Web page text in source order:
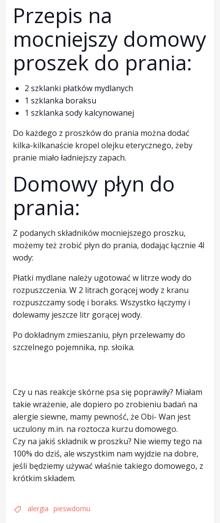
Przepis na
mocniejszy domowy
proszek do prania:
2 szklanki płatków mydlanych
1 szklanka boraksu
1 szklanka sody kalcynowanej
Do każdego z proszków do prania można dodać
kilka-kilkanaście kropel olejku eterycznego, żeby
pranie miało ładniejszy zapach.
Domowy płyn do
prania:
Z podanych składników mocniejszego proszku,
możemy też zrobić płyn do prania, dodając łącznie 4l
wody:
Płatki mydlane należy ugotować w litrze wody do
rozpuszczenia. W 2 litrach gorącej wody z kranu
rozpuszczamy sodę i boraks. Wszystko łączymy i
dolewamy jeszcze litr gorącej wody.
Po dokładnym zmieszaniu, płyn przelewamy do
szczelnego pojemnika, np. słoika.
Czy u nas reakcje skórne psa się poprawiły? Miałam
takie wrażenie, ale dopiero po zrobieniu badań na
alergie siewne, mamy pewność, że Obi- Wan jest
uczulony m.in. na roztocza kurzu domowego.
Czy na jakiś składnik w proszku? Nie wiemy tego na
100% do dziś, ale wszystkim nam wyjdzie na dobre,
jeśli będziemy używać właśnie takiego domowego, z
krótkim składem.
alergia pieswdomu